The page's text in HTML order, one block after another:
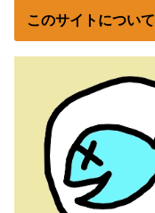
このサイトについて